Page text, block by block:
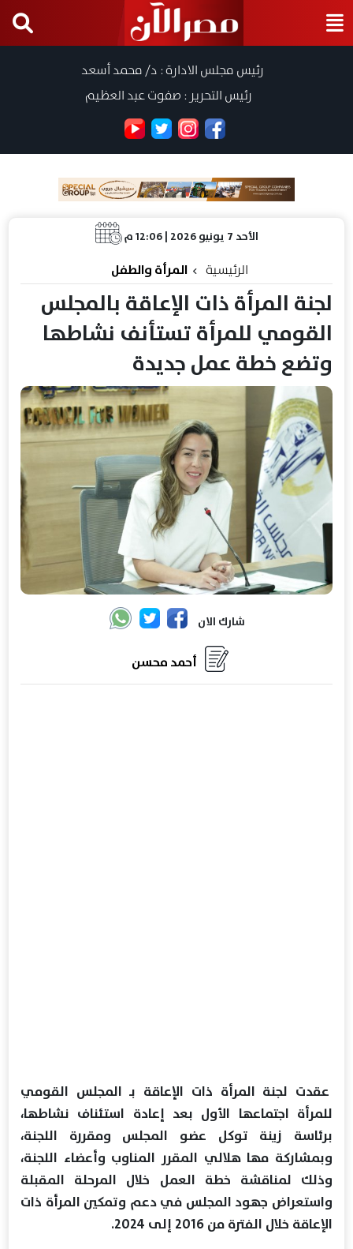
رئيس مجلس الادارة : د/ محمد أسعد
رئيس التحرير : صفوت عبد العظيم
الأحد 7 يونيو 2026 | 12:06 م
الرئيسية المرأة والطفل
لجنة المرأة ذات الإعاقة بالمجلس
القومي للمرأة تستأنف نشاطها
وتضع خطة عمل جديدة
شارك الان
أحمد محسن
عقدت لجنة المرأة ذات الإعاقة بـ المجلس القومي
للمرأة اجتماعها الأول بعد إعادة استئناف نشاطها،
برئاسة زينة توكل عضو المجلس ومقررة اللجنة،
وبمشاركة مها هلالي المقرر المناوب وأعضاء اللجنة،
وذلك لمناقشة خطة العمل خلال المرحلة المقبلة
واستعراض جهود المجلس في دعم وتمكين المرأة ذات
الإعاقة خلال الفترة من 2016 إلى 2024.